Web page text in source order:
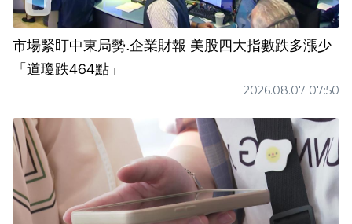
市場緊盯中東局勢.企業財報 美股四大指數跌多漲少
「道瓊跌464點」
2026.08.07 07:50